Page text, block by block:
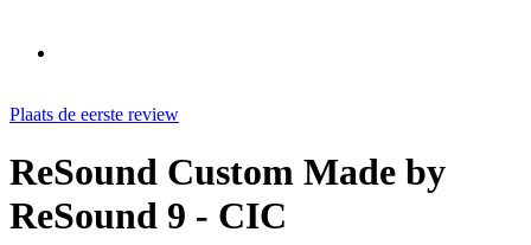
Plaats de eerste review
ReSound Custom Made by
ReSound 9 - CIC